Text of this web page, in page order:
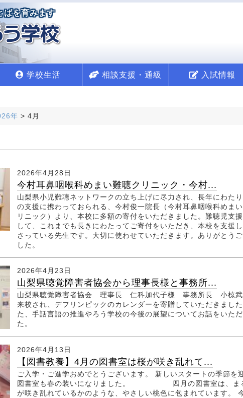
ばを育みます
学校生活 相談支援・通級 入試情報
年 > 4月
2026年4月28日
今村耳鼻咽喉科めまい難聴クリニック・今村...
山梨県小児難聴ネットワークの立ち上げに尽力され、長年にわた
の支援に携わっておられる、今村俊一院長（今村耳鼻咽喉科めま
リニック）より、本校に多額の寄付をいただきました。難聴児支援
して、これまでも長きにわたってご寄付をいただき、本校を支援
さっている先生です。大切に使わせていただきます。ありがとうご
した。
2026年4月23日
山梨県聴覚障害者協会から理事長様と事務所...
山梨県聴覚障害者協会 理事長 仁科加代子様 事務所長 小椋武
来校され、デフリンピックのカレンダーを寄贈していただきました
た、手話言語の推進やろう学校の今後の展望についてお話をいた
た。
2026年4月13日
【図書教養】4月の図書室は桜が咲き乱れて...
ご入学・ご進学おめでとうございます。 新しいスタートの季節を
図書室も春の装いになりました。 四月の図書室は、ま
が咲き乱れているかのような、やさしい桃色に包まれています。